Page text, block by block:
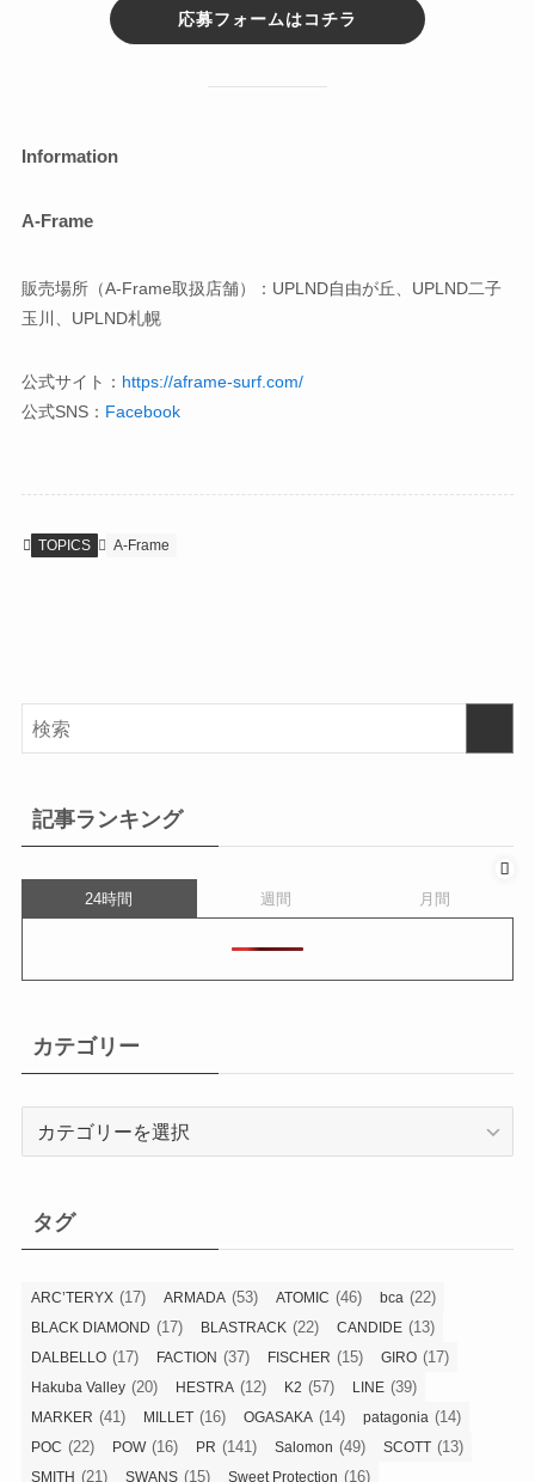
応募フォームはコチラ
Information
A-Frame
販売場所（A-Frame取扱店舗）：UPLND自由が丘、UPLND二子
玉川、UPLND札幌
公式サイト： https://aframe-surf.com/
公式SNS： Facebook
TOPICS A-Frame
記事ランキング
24時間 週間 月間
カテゴリー
ー
タグ
ARC’TERYX (17) ARMADA (53) ATOMIC (46) bca (22)
BLACK DIAMOND (17) BLASTRACK (22) CANDIDE (13)
DALBELLO (17) FACTION (37) FISCHER (15) GIRO (17)
Hakuba Valley (20) HESTRA (12) K2 (57) LINE (39)
MARKER (41) MILLET (16) OGASAKA (14) patagonia (14)
POC (22) POW(16) PR (141) Salomon (49) SCOTT (13)
SMITH (21) SWANS (15) Sweet Protection (16)